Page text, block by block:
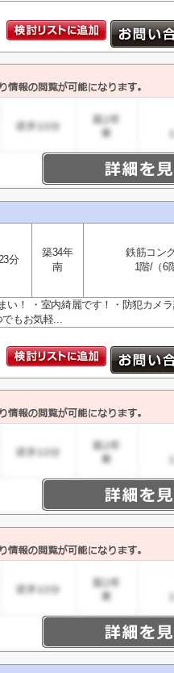
分
築34年
南
鉄筋コン
1階/（6
い！ ・室内綺麗です！・防犯カメ
もお気軽...